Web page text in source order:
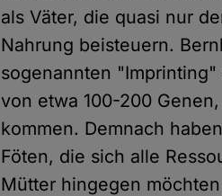
als Väter, die quasi nur
Nahrung beisteuern.
sogenannten
von etwa 100-200
kommen. Demnach
Föten, die sich alle
Mütter hingegen